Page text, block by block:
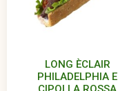
LONG ÈCLAIR
PHILADELPHIA E